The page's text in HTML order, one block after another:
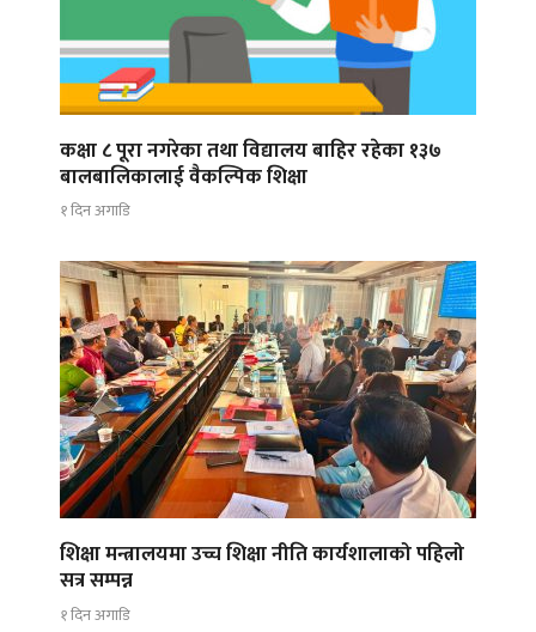
कक्षा ८ पूरा नगरेका तथा विद्यालय बाहिर रहेका १३७
बालबालिकालाई वैकल्पिक शिक्षा
१ दिन अगाडि
शिक्षा मन्त्रालयमा उच्च शिक्षा नीति कार्यशालाको पहिलो
सत्र सम्पन्न
१ दिन अगाडि